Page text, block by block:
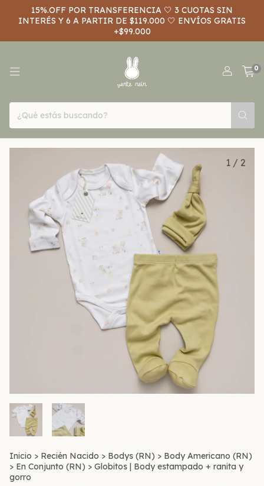
15%.OFF POR TRANSFERENCIA 🤍 3 CUOTAS SIN
INTERÉS Y 6 A PARTIR DE $119.000 🤍 ENVÍOS GRATIS
+$99.000
0
1 / 2
Inicio > Recién Nacido > Bodys (RN) > Body Americano (RN)
> En Conjunto (RN) > Globitos | Body estampado + ranita y
gorro